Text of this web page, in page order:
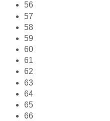
56
57
58
59
60
61
62
63
64
65
66